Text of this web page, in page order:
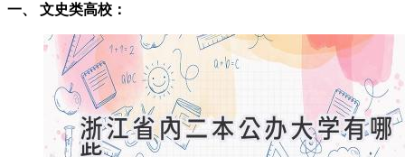
一、 文史类高校：